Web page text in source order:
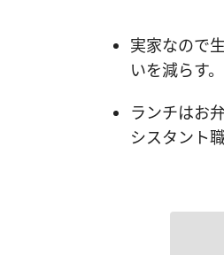
実家なので
いを減らす
ランチはお
シスタント